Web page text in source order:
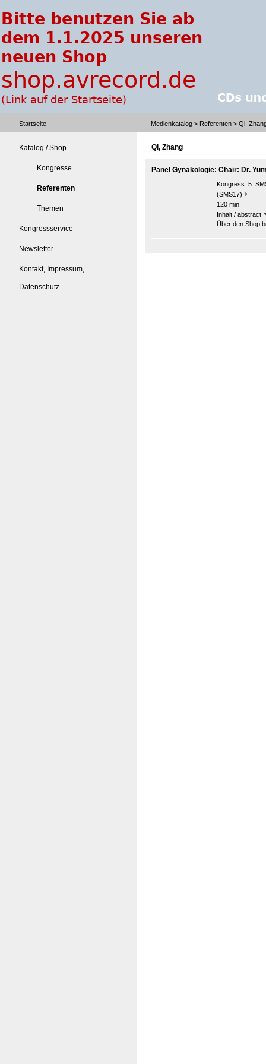
Startseite Medienkatalog > Referenten > Qi,
Katalog / Shop
Kongresse
Referenten
Themen
Kongressservice
Newsletter
Kontakt, Impressum,
Datenschutz
Qi, Zhang
Panel Gynäkologie: Chair: Dr.
Kongress: 5.
(SMS17)
120 min
Inhalt / abstract
Über den Shop